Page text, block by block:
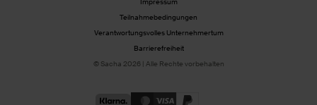
Teilnahmebedingungen
Verantwortungsvolles Unternehmertum
Barrierefreiheit
© Sacha 2026 | Alle Rechte vorbehalten